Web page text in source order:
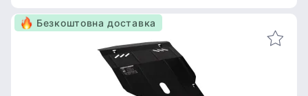
Безкоштовна доставка